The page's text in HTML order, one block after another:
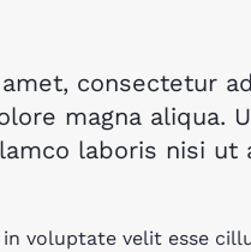
consectetur
magna aliqua.
laboris nisi ut
voluptate velit esse